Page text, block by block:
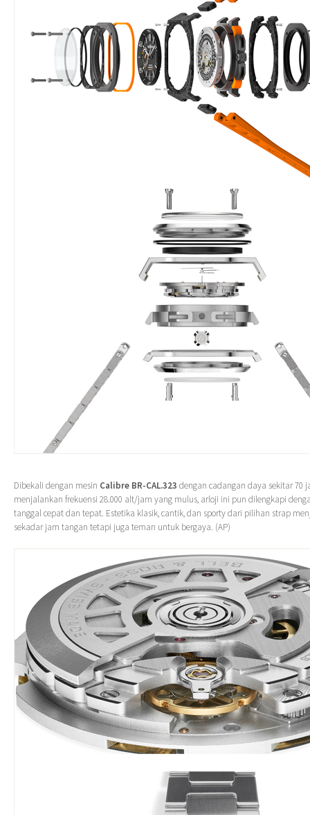
Dibekali dengan mesin Calibre BR-CAL.323 dengan cadangan daya sekitar 70
menjalankan frekuensi 28.000 alt/jam yang mulus, arloji ini pun dilengkapi
tanggal cepat dan tepat. Estetika klasik, cantik, dan sporty dari pilihan strap
sekadar jam tangan tetapi juga teman untuk bergaya. (AP)